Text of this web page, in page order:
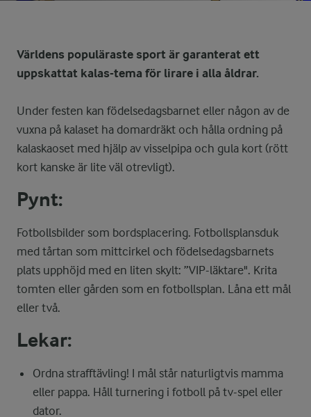
Världens populäraste sport är garanterat ett
uppskattat kalas-tema för lirare i alla åldrar.
Under festen kan födelsedagsbarnet eller någon av de
vuxna på kalaset ha domardräkt och hålla ordning på
kalaskaoset med hjälp av visselpipa och gula kort (rött
kort kanske är lite väl otrevligt).
Pynt:
Fotbollsbilder som bordsplacering. Fotbollsplansduk
med tårtan som mittcirkel och födelsedagsbarnets
plats upphöjd med en liten skylt: ”VIP-läktare". Krita
tomten eller gården som en fotbollsplan. Låna ett mål
eller två.
Lekar:
Ordna strafftävling! I mål står naturligtvis mamma
eller pappa. Håll turnering i fotboll på tv-spel eller
dator.